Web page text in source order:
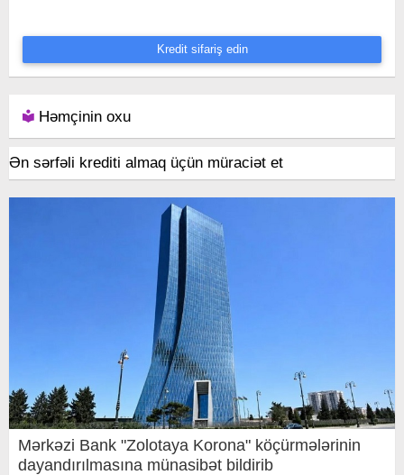
Kredit sifariş edin
Həmçinin oxu
Ən sərfəli krediti almaq üçün müraciət et
Mərkəzi Bank "Zolotaya Korona" köçürmələrinin
dayandırılmasına münasibət bildirib